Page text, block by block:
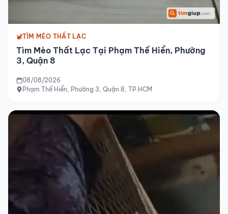
TÌM MÈO THẤT LẠC
Tìm Mèo Thất Lạc Tại Phạm Thế Hiển, Phường
3, Quận 8
08/08/2026
Phạm Thế Hiển, Phường 3, Quận 8, TP.HCM